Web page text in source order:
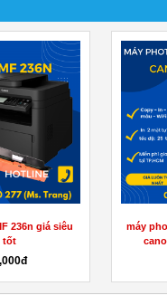
máy photo canon ir 2525w, máy
canon 2525w giá cực tốt